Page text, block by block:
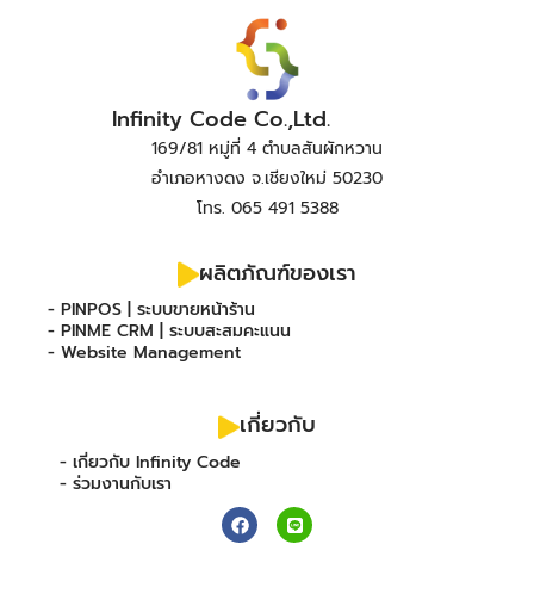
Infinity Code Co.,Ltd.
169/81 หมู่ที่ 4 ตำบลสันผักหวาน
อำเภอหางดง จ.เชียงใหม่ 50230
โทร. 065 491 5388
ผลิตภัณฑ์ของเรา
- PINPOS | ระบบขายหน้าร้าน
- PINME CRM | ระบบสะสมคะแนน
- Website Management
เกี่ยวกับ
- เกี่ยวกับ Infinity Code
- ร่วมงานกับเรา
F
a
c
L
i
n